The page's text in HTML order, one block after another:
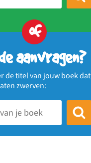
of
aanvragen?
de titel van jouw boek dat
zwerven: